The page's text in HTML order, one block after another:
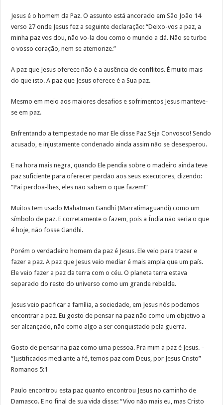
Jesus é o homem da Paz. O assunto está ancorado em São João 14
verso 27 onde Jesus fez a seguinte declaração: “Deixo-vos a paz, a
minha paz vos dou, não vo-la dou como o mundo a dá. Não se turbe
o vosso coração, nem se atemorize.”
A paz que Jesus oferece não é a ausência de conflitos. É muito mais
do que isto. A paz que Jesus oferece é a Sua paz.
Mesmo em meio aos maiores desafios e sofrimentos Jesus manteve-
se em paz.
Enfrentando a tempestade no mar Ele disse Paz Seja Convosco! Sendo
acusado, e injustamente condenado ainda assim não se desesperou.
E na hora mais negra, quando Ele pendia sobre o madeiro ainda teve
paz suficiente para oferecer perdão aos seus executores, dizendo:
“Pai perdoa-lhes, eles não sabem o que fazem!”
Muitos tem usado Mahatman Gandhi (Marratimaguandi) como um
símbolo de paz. E corretamente o fazem, pois a Índia não seria o que
é hoje, não fosse Gandhi.
Porém o verdadeiro homem da paz é Jesus. Ele veio para trazer e
fazer a paz. A paz que Jesus veio mediar é mais ampla que um país.
Ele veio fazer a paz da terra com o céu. O planeta terra estava
separado do resto do universo como um grande rebelde.
Jesus veio pacificar a família, a sociedade, em Jesus nós podemos
encontrar a paz. Eu gosto de pensar na paz não como um objetivo a
ser alcançado, não como algo a ser conquistado pela guerra.
Gosto de pensar na paz como uma pessoa. Pra mim a paz é Jesus. –
“Justificados mediante a fé, temos paz com Deus, por Jesus Cristo”
Romanos 5:1
Paulo encontrou esta paz quanto encontrou Jesus no caminho de
Damasco. E no final de sua vida disse: “Vivo não mais eu, mas Cristo